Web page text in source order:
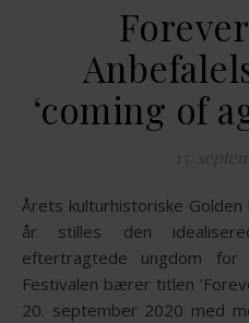
‘coming of
15.
Årets kulturhistoriske Golden Days Festival er i fuld gang. I
år stilles den
eftertragtede ungdom for
Festivalen bærer titlen
20. september 2020 med